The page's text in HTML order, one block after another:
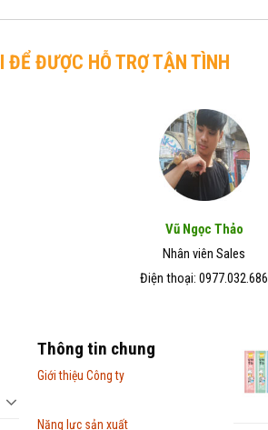
ĐỂ ĐƯỢC HỖ TRỢ TẬN TÌNH
Vũ Ngọc Thảo
Nhân viên Sales
Điện thoại: 0977.032.686
Thông tin chung
Giới thiệu Công ty
Năng lực sản xuất